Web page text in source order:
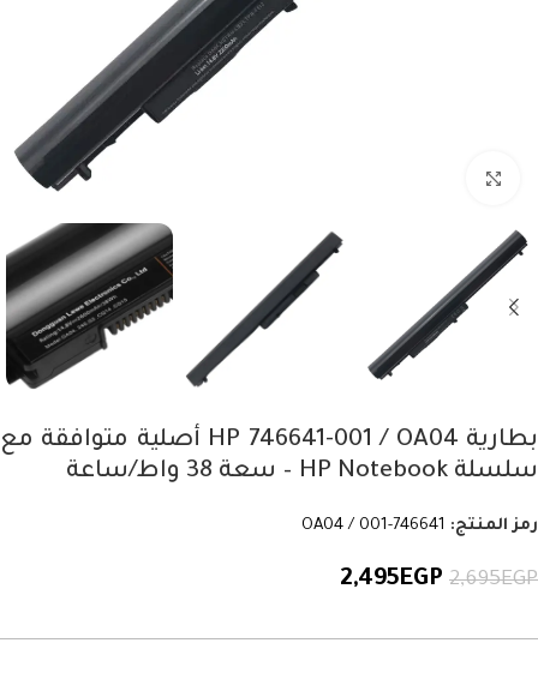
بطارية HP 746641-001 / OA04 أصلية متوافقة مع
سلسلة HP Notebook – سعة 38 واط/ساعة
رمز المنتج: 746641-001 / OA04
2,695EGP
2,495EGP